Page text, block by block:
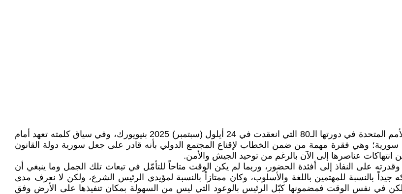
ألقى الرئيس السوري أحمد الشرع أول خطاب له أمام الجمعية العامة للأمم المتحدة في دورتها الـ80 التي انعقدت في 24 أيلول (سبتمبر) 2025 بنيويورك، وفي سياق كلمته تعهد أمام
سورية؛ وهي فقرة مهمة من ضمن الخطاب لإقناع المجتمع الدولي بأنه قادر على جعل سورية دولة القانون
عناصرها إلى الآن بالرغم من توحيد الجيش والأمن.
على النفاذ إلى أفئدة الحضور، وربما لم يكن الوقت متاحاً للتأمّل في تبعات تلك الجمل وما ينبغي أن
بالنسبة للمهتمين باللغة والأسلوب، وكان ممتازاً بالنسبة لمؤيدي الرئيس الشرع، ولكن لا نعرف مدى
في نفس الوقت فمضمونها كبّل الرئيس بالوعود التي ليس من السهولة بمكان تنفيذها على الأرض وفق